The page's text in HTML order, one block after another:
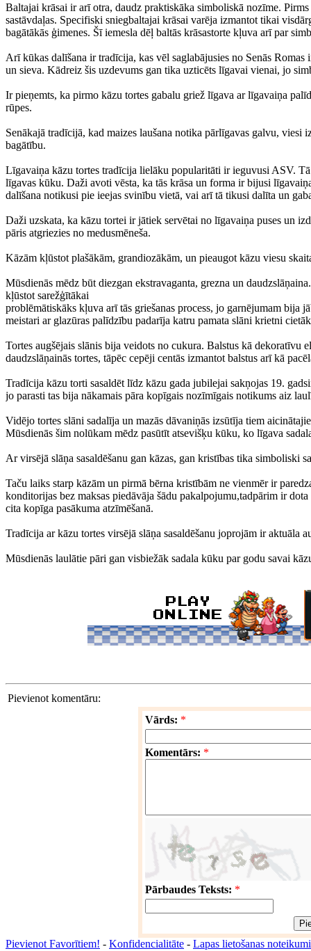
Baltajai krāsai ir arī otra, daudz praktiskāka simboliskā nozīme.
sastāvdaļas. Specifiski sniegbaltajai krāsai varēja izmantot tikai
bagātākās ģimenes. Šī iemesla dēļ baltās krāsastorte kļuva arī par
Arī kūkas dalīšana ir tradīcija, kas vēl saglabājusies no Senās
un sieva. Kādreiz šis uzdevums gan tika uzticēts līgavai vienai, jo
Ir pieņemts, ka pirmo kāzu tortes gabalu griež līgava ar līgavaiņa
rūpes.
Senākajā tradīcijā, kad maizes laušana notika pārlīgavas galvu,
bagātību.
Līgavaiņa kāzu tortes tradīcija lielāku popularitāti ir ieguvusi ASV.
līgavas kūku. Daži avoti vēsta, ka tās krāsa un forma ir bijusi
dalīšana notikusi pie ieejas svinību vietā, vai arī tā tikusi dalīta un
Daži uzskata, ka kāzu tortei ir jātiek servētai no līgavaiņa puses un
pāris atgriezies no medusmēneša.
Kāzām kļūstot plašākām, grandiozākām, un pieaugot kāzu viesu
Mūsdienās mēdz būt diezgan ekstravaganta, grezna un
kļūstot sarežģītākai
problēmātiskāks kļuva arī tās griešanas process, jo garnējumam bija
meistari ar glazūras palīdzību padarīja katru pamata slāni krietni
Tortes augšējais slānis bija veidots no cukura. Balstus kā dekoratīvu
daudzslāņainās tortes, tāpēc cepēji centās izmantot balstus arī kā
Tradīcija kāzu torti sasaldēt līdz kāzu gada jubilejai sakņojas 19.
jo parasti tas bija nākamais pāra kopīgais nozīmīgais notikums aiz
Vidējo tortes slāni sadalīja un mazās dāvaniņās izsūtīja tiem
Mūsdienās šim nolūkam mēdz pasūtīt atsevišķu kūku, ko līgava
Ar virsējā slāņa sasaldēšanu gan kāzas, gan kristības tika simboliski
Taču laiks starp kāzām un pirmā bērna kristībām ne vienmēr ir
konditorijas bez maksas piedāvāja šādu pakalpojumu,tadpārim ir
cita kopīga pasākuma atzīmēšanā.
Tradīcija ar kāzu tortes virsējā slāņa sasaldēšanu joprojām ir aktuāla
Mūsdienās laulātie pāri gan visbiežāk sadala kūku par godu savai
Pievienot komentāru:
Vārds: *
Komentārs: *
Pārbaudes Teksts: *
Pievienot Favorītiem! - Konfidencialitāte - Lapas lietošanas noteikumi